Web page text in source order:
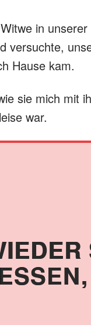
in
versuchte,
Hause kam.
sie mich mit
war.